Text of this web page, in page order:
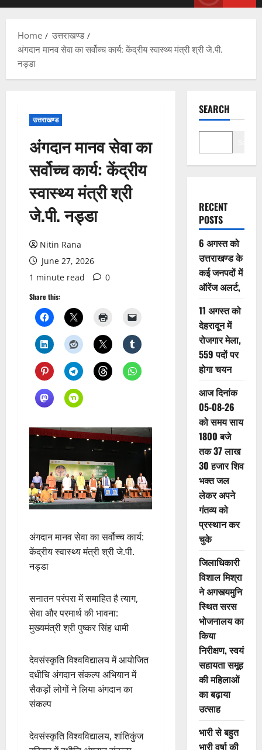
Home
उत्तराखण्ड
अंगदान मानव सेवा का सर्वोच्च कार्य: केंद्रीय स्वास्थ्य मंत्री श्री जे.पी.
नड्डा
उत्तराखण्ड
अंगदान मानव सेवा का
सर्वोच्च कार्य: केंद्रीय
स्वास्थ्य मंत्री श्री
जे.पी. नड्डा
Nitin Rana
June 27, 2026
1 minute read
0
Share this:
अंगदान मानव सेवा का सर्वोच्च कार्य:
केंद्रीय स्वास्थ्य मंत्री श्री जे.पी.
नड्डा
सनातन परंपरा में समाहित है त्याग,
सेवा और परमार्थ की भावना:
मुख्यमंत्री श्री पुष्कर सिंह धामी
देवसंस्कृति विश्वविद्यालय में आयोजित
दधीचि अंगदान संकल्प अभियान में
सैकड़ों लोगों ने लिया अंगदान का
संकल्प
देवसंस्कृति विश्वविद्यालय, शांतिकुंज
SEARCH
RECENT
POSTS
6 अगस्त को
उत्तराखण्ड के
कई जनपदों में
ऑरेंज अलर्ट,
11 अगस्त को
देहरादून में
रोजगार मेला,
559 पदों पर
होगा चयन
आज दिनांक
05-08-26
को समय साय
1800 बजे
तक 37 लाख
30 हजार शिव
भक्त जल
लेकर अपने
गंतव्य को
प्रस्थान कर
चुके
जिलाधिकारी
विशाल मिश्रा
ने अगस्त्यमुनि
स्थित सरस
भोजनालय का
किया
निरीक्षण, स्वयं
सहायता समूह
की महिलाओं
का बढ़ाया
उत्साह
भारी से बहुत
भारी वर्षा की